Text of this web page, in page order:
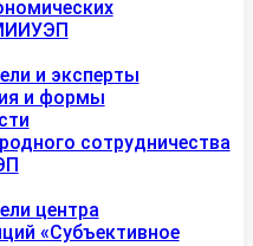
и эксперты
и формы
сотрудничества
центра
«Субъективное